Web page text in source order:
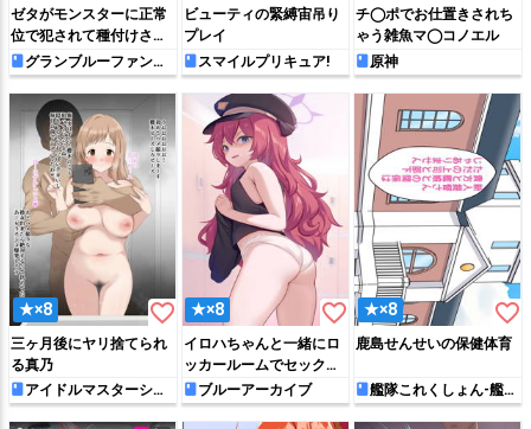
ゼタがモンスターに正常
位で犯されて種付けされ
てしまう…
グランブルーファンタ
ジー
ビューティの緊縛宙吊り
プレイ
スマイルプリキュア!
チ◯ポでお仕置きされち
ゃう雑魚マ◯コノエル
原神
★×8 favorite_border
三ヶ月後にヤリ捨てられ
る真乃
アイドルマスターシャ
イニーカラーズ
★×8 favorite_border
イロハちゃんと一緒にロ
ッカールームでセックス
したい
ブルーアーカイブ
★×8 favorite_border
鹿島せんせいの保健体育
艦隊これくしょん-艦こ
れ-